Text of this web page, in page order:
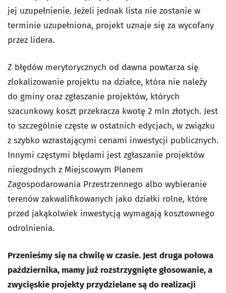
jej uzupełnienie. Jeżeli jednak lista nie zostanie w
terminie uzupełniona, projekt uznaje się za wycofany
przez lidera.
Z błędów merytorycznych od dawna powtarza się
zlokalizowanie projektu na działce, która nie należy
do gminy oraz zgłaszanie projektów, których
szacunkowy koszt przekracza kwotę 2 mln złotych. Jest
to szczególnie częste w ostatnich edycjach, w związku
z szybko wzrastającymi cenami inwestycji publicznych.
Innymi częstymi błędami jest zgłaszanie projektów
niezgodnych z Miejscowym Planem
Zagospodarowania Przestrzennego albo wybieranie
terenów zakwalifikowanych jako działki rolne, które
przed jakąkolwiek inwestycją wymagają kosztownego
odrolnienia.
Przenieśmy się na chwilę w czasie. Jest druga połowa
października, mamy już rozstrzygnięte głosowanie, a
zwycięskie projekty przydzielane są do realizacji